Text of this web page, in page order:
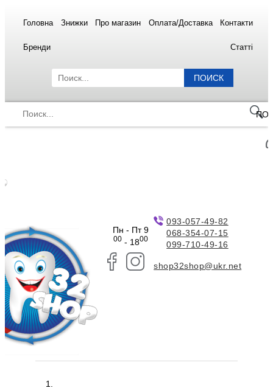
Головна Знижки Про магазин Оплата/Доставка Контакти
Бренди Статті
ПОИСК
Пн - Пт 9
00- 1800
093-057-49-82
068-354-07-15
099-710-49-16
shop32shop@ukr.net